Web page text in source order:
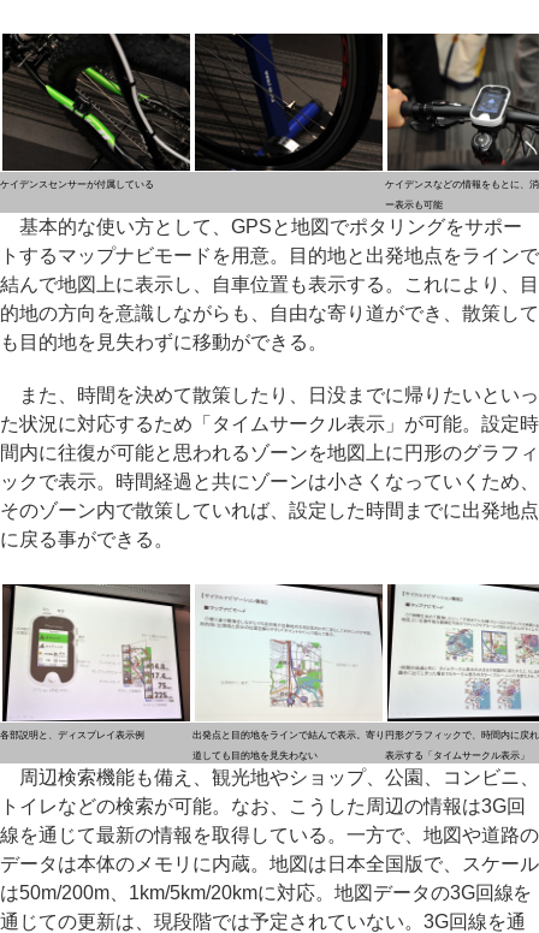
ケイデンスセンサーが付属している
ケイデンスなどの情報をもとに、
ー表示も可能
基本的な使い方として、GPSと地図でポタリングをサポー
トするマップナビモードを用意。目的地と出発地点をラインで
結んで地図上に表示し、自車位置も表示する。これにより、目
的地の方向を意識しながらも、自由な寄り道ができ、散策して
も目的地を見失わずに移動ができる。
また、時間を決めて散策したり、日没までに帰りたいといっ
た状況に対応するため「タイムサークル表示」が可能。設定時
間内に往復が可能と思われるゾーンを地図上に円形のグラフィ
ックで表示。時間経過と共にゾーンは小さくなっていくため、
そのゾーン内で散策していれば、設定した時間までに出発地点
に戻る事ができる。
各部説明と、ディスプレイ表示例
出発点と目的地をラインで結んで表示。寄り
道しても目的地を見失わない
円形グラフィックで、時間内に戻
表示する「タイムサークル表示」
周辺検索機能も備え、観光地やショップ、公園、コンビニ、
トイレなどの検索が可能。なお、こうした周辺の情報は3G回
線を通じて最新の情報を取得している。一方で、地図や道路の
データは本体のメモリに内蔵。地図は日本全国版で、スケール
は50m/200m、1km/5km/20kmに対応。地図データの3G回線を
通じての更新は、現段階では予定されていない。3G回線を通